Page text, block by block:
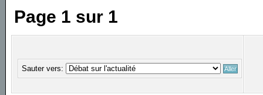
Page 1 sur 1
Sauter vers: